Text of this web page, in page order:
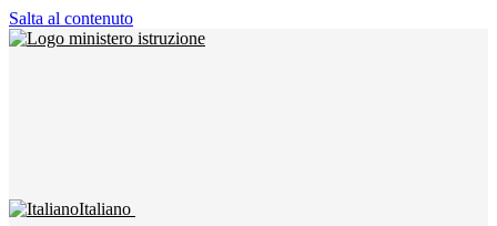
Salta al contenuto
Italiano